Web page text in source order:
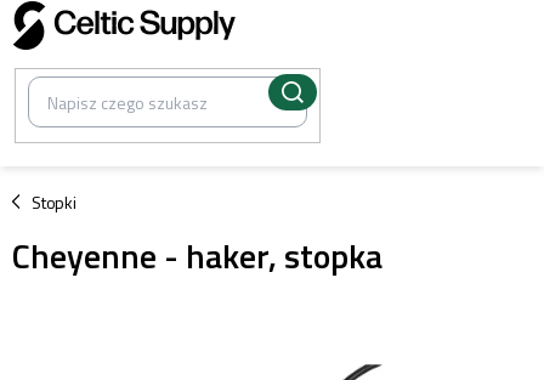
Przejść
do
treści
Stopki
/
Cheyenne - haker, stopka